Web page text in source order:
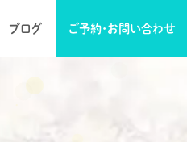
ブログ ご予約・お問い合わせ